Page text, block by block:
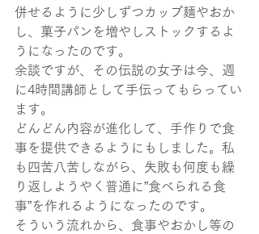
併せるように少しずつカップ麺やおか
し、菓子パンを増やしストックするよ
うになったのです。
余談ですが、その伝説の女子は今、週
に4時間講師として手伝ってもらってい
ます。
どんどん内容が進化して、手作りで食
事を提供できるようにもしました。私
も四苦八苦しながら、失敗も何度も繰
り返しようやく普通に”食べられる食
事”を作れるようになったのです。
そういう流れから、食事やおかし等の